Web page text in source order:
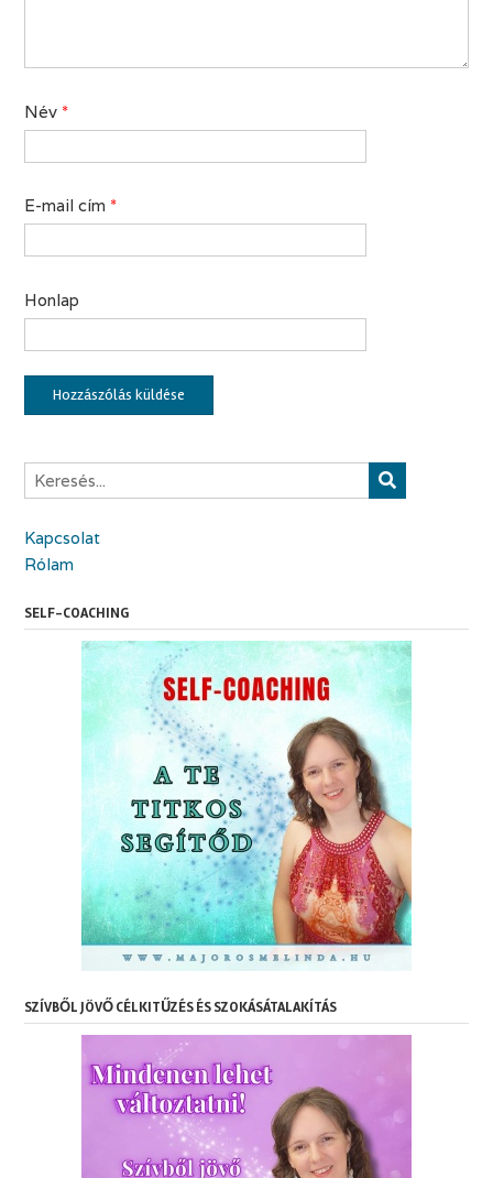
Név *
E-mail cím *
Honlap
Kapcsolat
Rólam
SELF-COACHING
SZÍVBŐL JÖVŐ CÉLKITŰZÉS ÉS SZOKÁSÁTALAKÍTÁS